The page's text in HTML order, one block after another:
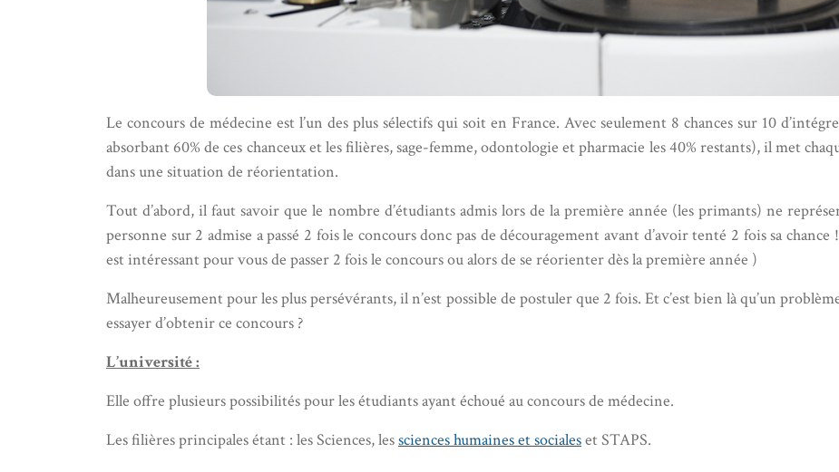
Le concours de médecine est l’un des plus sélectifs qui soit en France. Avec seulement 8 chances sur 10
absorbant 60% de ces chanceux et les filières, sage-femme, odontologie et pharmacie les 40% restants), il met
dans une situation de réorientation.
Tout d’abord, il faut savoir que le nombre d’étudiants admis lors de la première année (les primants) ne
personne sur 2 admise a passé 2 fois le concours donc pas de découragement avant d’avoir tenté 2 fois sa chance
est intéressant pour vous de passer 2 fois le concours ou alors de se réorienter dès la première année )
Malheureusement pour les plus persévérants, il n’est possible de postuler que 2 fois. Et c’est bien là qu’un
essayer d’obtenir ce concours ?
L’université :
Elle offre plusieurs possibilités pour les étudiants ayant échoué au concours de médecine.
Les filières principales étant : les Sciences, lessciences humaines et socialeset STAPS.